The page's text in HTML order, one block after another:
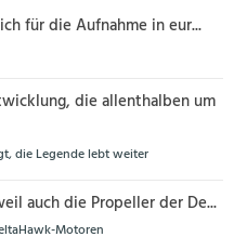
für die Aufnahme in eur...
die allenthalben um
die Legende lebt weiter
auch die Propeller der De...
Motoren